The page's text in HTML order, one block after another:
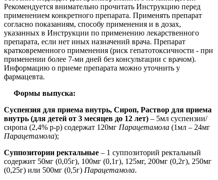
Рекомендуется внимательно прочитать Инструкцию перед
применением конкретного препарата. Применять препарат
согласно показаниям, способу применения и в дозах,
указанных в Инструкции по применению лекарственного
препарата, если нет иных назначений врача. Препарат
кратковременного применения (риск гепатотоксичности - при
применении более 7-ми дней без консультации с врачом).
Информацию о приеме препарата можно уточнить у
фармацевта.
Формы выпуска:
Суспензия для приема внутрь, Сироп, Раствор для приема
внутрь (для детей от 3 месяцев до 12 лет) – 5мл суспензии/
сиропа (2,4% р-р) содержат 120мг Парацетамола (1мл – 24мг
Парацетамола);
Суппозитории ректальные – 1 суппозиторий ректальный
содержит 50мг (0,05г), 100мг (0,1г), 125мг, 200мг (0,2г), 250мг
(0,25г) или 500мг (0,5г) Парацетамола.